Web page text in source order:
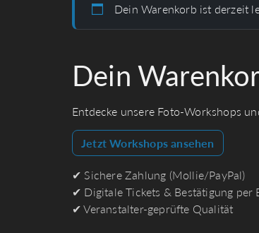
Dein Warenkorb ist derzeit
Dein
Entdecke unsere Foto-Workshops
Jetzt Workshops ansehen
✔︎ Sichere Zahlung (Mollie/PayPal)
✔︎ Digitale Tickets & Bestätigung per
✔︎ Veranstalter-geprüfte Qualität